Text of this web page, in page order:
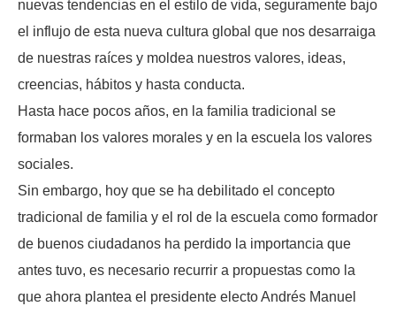
nuevas tendencias en el estilo de vida, seguramente bajo
el influjo de esta nueva cultura global que nos desarraiga
de nuestras raíces y moldea nuestros valores, ideas,
creencias, hábitos y hasta conducta.
Hasta hace pocos años, en la familia tradicional se
formaban los valores morales y en la escuela los valores
sociales.
Sin embargo, hoy que se ha debilitado el concepto
tradicional de familia y el rol de la escuela como formador
de buenos ciudadanos ha perdido la importancia que
antes tuvo, es necesario recurrir a propuestas como la
que ahora plantea el presidente electo Andrés Manuel